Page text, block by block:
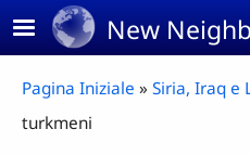
Skip to main content
New
Breadcrumb
Pagina Iniziale Siria, Iraq e
turkmeni